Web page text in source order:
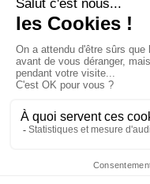
cookies à des